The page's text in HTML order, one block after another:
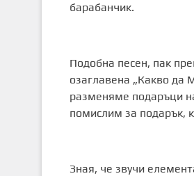
барабанчик.
Подобна песен, пак
озаглавена „Какво да
разменяме подаръци
помислим за подарък,
Зная, че звучи